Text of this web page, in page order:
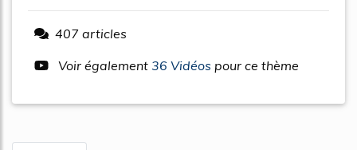
407 articles
Voir également 36 Vidéos pour ce thème